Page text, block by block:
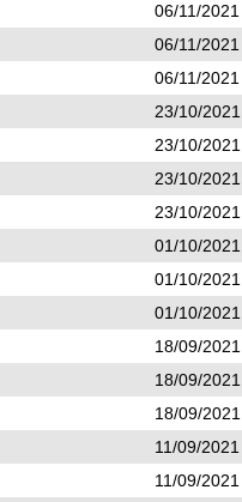
06/11/
06/11/
06/11/
23/10/
23/10/
23/10/
23/10/
01/10/
01/10/
01/10/
18/09/
18/09/
18/09/
11/09/
11/09/